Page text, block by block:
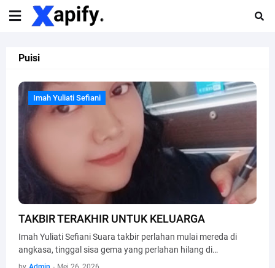
Puisi
Imah Yuliati Sefiani
Imah Yuliati Sefiani
TAKBIR TERAKHIR UNTUK KELUARGA
Imah Yuliati Sefiani Suara takbir perlahan mulai mereda di
angkasa, tinggal sisa gema yang perlahan hilang di…